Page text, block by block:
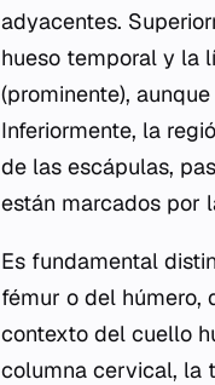
adyacentes.
hueso temporal y la
(prominente),
Inferiormente, la
de las escápulas,
están marcados por
Es fundamental
fémur o del húmero,
contexto del cuello
columna cervical, la